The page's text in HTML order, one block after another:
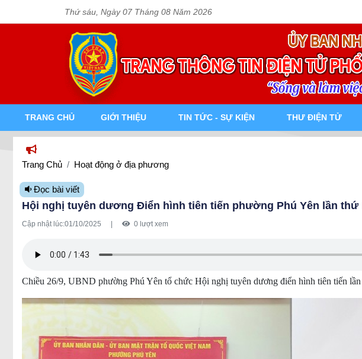
Thứ sáu, Ngày 07 Tháng 08 Năm 2026
TRANG CHỦ GIỚI THIỆU TIN TỨC - SỰ KIỆN THƯ ĐIỆN TỬ
Trang thông tin điện tử
Trang Chủ
Hoạt động ở địa phương
Đọc bài viết
Hội nghị tuyên dương Điển hình tiên tiến phường Phú Yên lần thứ
Cập nhật lúc:01/10/2025 0 lượt xem
Chiều 26/9, UBND phường Phú Yên tổ chức Hội nghị tuyên dương điển hình tiên tiến